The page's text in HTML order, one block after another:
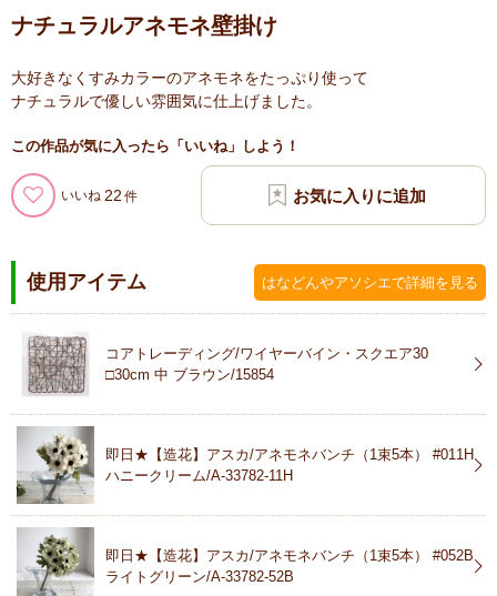
ナチュラルアネモネ壁掛け
大好きなくすみカラーのアネモネをたっぷり使って
ナチュラルで優しい雰囲気に仕上げました。
この作品が気に入ったら「いいね」しよう！
いいね 22
使用アイテム はなどんやアソシエで詳細を見る
コアトレーディング/ワイヤーバイン・スクエア30
□30cm 中 ブラウン/15854
即日★【造花】アスカ/アネモネバンチ（1束5本） #011H
ハニークリーム/A-33782-11H
即日★【造花】アスカ/アネモネバンチ（1束5本） #052B
ライトグリーン/A-33782-52B